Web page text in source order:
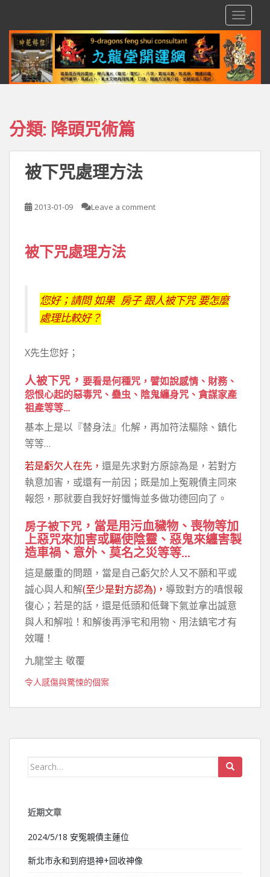
分類: 降頭咒術篇
被下咒處理方法
2013-01-09 Leave a comment
被下咒處理方法
您好；請問 如果 房子 跟人被下咒 要怎麼
處理比較好？
X先生您好；
人被下咒 ， 要看是何種咒，譬如說感情、財務、
怨恨心起的惡毒咒、蠱虫、陰鬼纏身咒、貪謀家產
祖產等等…
基本上是以『替身法』化解，再加符法驅除、鎮化
等等…
若是虧欠人在先， 還是先求對方原諒為是，若對方
執意加害，或還有一前因；既是加上冤親債主同來
報怨，那就要自我好好懺悔並多做功德回向了。
房子被下咒 ，當是用污血穢物、喪物等加
上惡咒來加害或驅使陰靈、惡鬼來纏害製
造車禍、意外、莫名之災等等…
這是嚴重的問題，當是自己虧欠於人又不願和平或
誠心與人和解(至少是對方認為)， 導致對方的嗔恨報
復心；若是的話，還是低頭和低聲下氣並拿出誠意
與人和解啦！和解後再淨宅和用物、用法鎮宅才有
效囉！
九龍堂主 敬覆
令人感傷與驚悚的個案
Search for:
近期文章
2024/5/18 安冤親債主蓮位
新北市永和到府退神+回收神像